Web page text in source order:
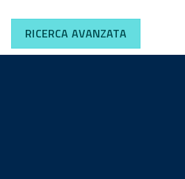
RICERCA AVANZATA